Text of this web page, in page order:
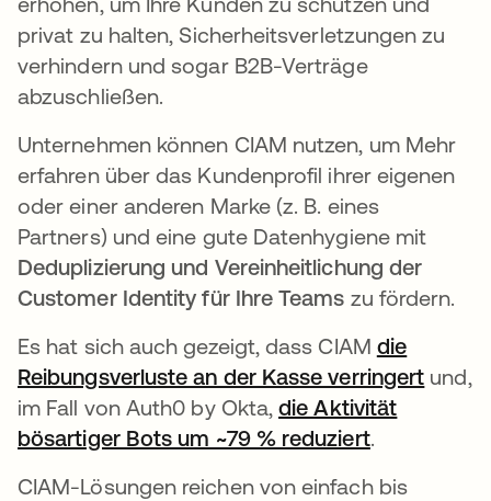
privat zu halten, Sicherheitsverletzungen zu
verhindern und sogar B2B-Verträge
abzuschließen.
Unternehmen können CIAM nutzen, um Mehr
erfahren über das Kundenprofil ihrer eigenen
oder einer anderen Marke (z. B. eines
Partners) und eine gute Datenhygiene mit
Deduplizierung und Vereinheitlichung der
Customer Identity für Ihre Teams zu fördern.
Es hat sich auch gezeigt, dass CIAM die
Reibungsverluste an der Kasse verringert wird
und,
im Fall von Auth0 by Okta,die Aktivität
bösartiger Bots um ~79 % reduziertwird in
.
CIAM-Lösungen reichen von einfach bis